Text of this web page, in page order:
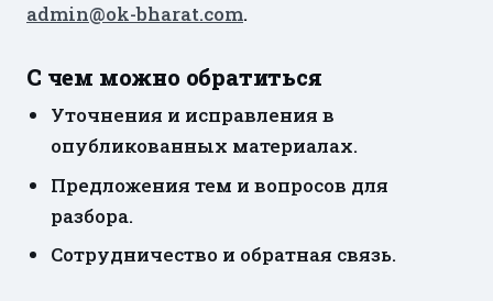
admin@ok-bharat.com.
С чем можно обратиться
Уточнения и исправления в
опубликованных материалах.
Предложения тем и вопросов для
разбора.
Сотрудничество и обратная связь.